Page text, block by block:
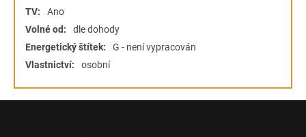
TV:
Ano
Volné od:
dle dohody
Energetický štítek:
G - není vypracován
Vlastnictví:
osobní